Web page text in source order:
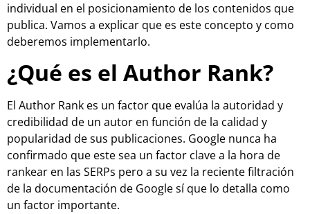
individual en el posicionamiento de los contenidos que
publica. Vamos a explicar que es este concepto y como
deberemos implementarlo.
¿Qué es el Author Rank?
El Author Rank es un factor que evalúa la autoridad y
credibilidad de un autor en función de la calidad y
popularidad de sus publicaciones. Google nunca ha
confirmado que este sea un factor clave a la hora de
rankear en las SERPs pero a su vez la reciente filtración
de la documentación de Google sí que lo detalla como
un factor importante.